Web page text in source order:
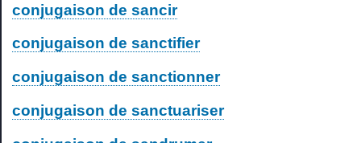
conjugaison de sancir
conjugaison de sanctifier
conjugaison de sanctionner
conjugaison de sanctuariser